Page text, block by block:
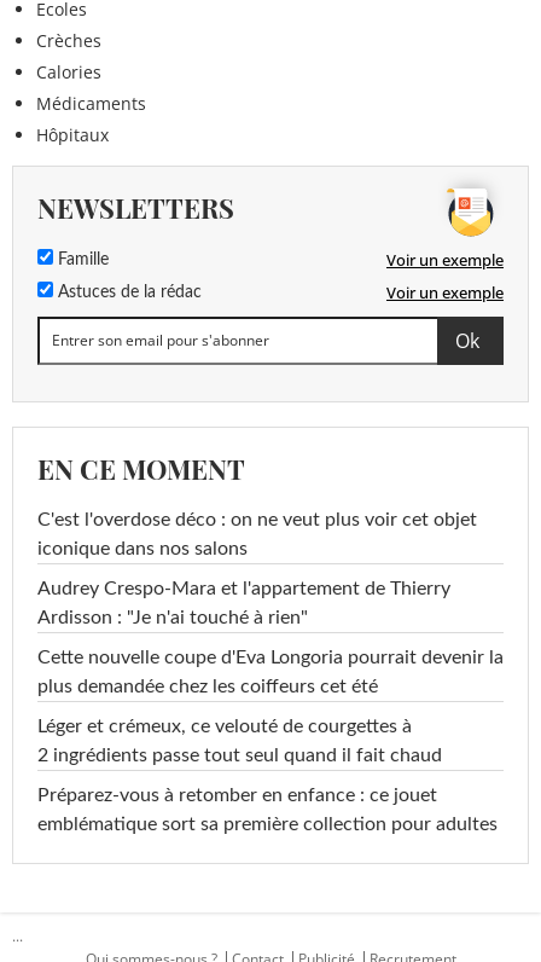
Ecoles
Crèches
Calories
Médicaments
Hôpitaux
NEWSLETTERS
Famille Voir un exemple
Astuces de la rédac Voir un exemple
EN CE MOMENT
C'est l'overdose déco : on ne veut plus voir cet objet
iconique dans nos salons
Audrey Crespo-Mara et l'appartement de Thierry
Ardisson : "Je n'ai touché à rien"
Cette nouvelle coupe d'Eva Longoria pourrait devenir la
plus demandée chez les coiffeurs cet été
Léger et crémeux, ce velouté de courgettes à
2 ingrédients passe tout seul quand il fait chaud
Préparez-vous à retomber en enfance : ce jouet
emblématique sort sa première collection pour adultes
...